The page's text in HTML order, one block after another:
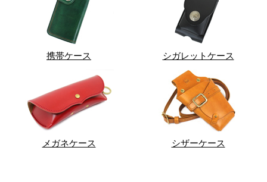
携帯ケース シガレットケース
メガネケース シザーケース